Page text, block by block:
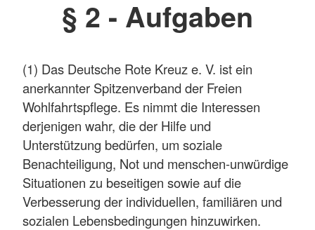
§ 2 - Aufgaben
(1) Das Deutsche Rote Kreuz e. V. ist ein
anerkannter Spitzenverband der Freien
Wohlfahrtspflege. Es nimmt die Interessen
derjenigen wahr, die der Hilfe und
Unterstützung bedürfen, um soziale
Benachteiligung, Not und menschen-unwürdige
Situationen zu beseitigen sowie auf die
Verbesserung der individuellen, familiären und
sozialen Lebensbedingungen hinzuwirken.